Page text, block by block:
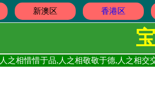
新澳区 香港区
人之相惜惜于品,人之相敬敬于德,人之相